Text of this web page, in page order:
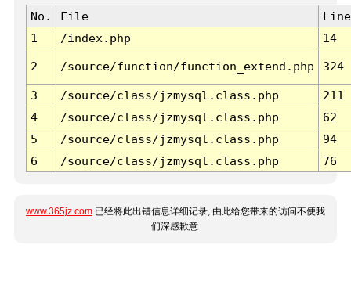
No. File
Line
1
/index.php 14
2 /source/function/function_extend.php 324
3 /source/class/jzmysql.class.php
211
4
/source/class/jzmysql.class.php
62
5
/source/class/jzmysql.class.php
94
6
/source/class/jzmysql.class.php 76
www.365jz.com 已经将此出错信息详细记录, 由此给您带来的访问不便我
们深感歉意.